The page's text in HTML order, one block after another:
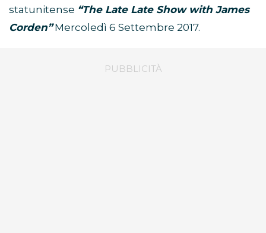
statunitense “The Late Late Show with James
Corden” Mercoledì 6 Settembre 2017.